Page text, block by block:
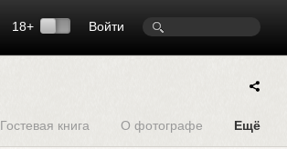
Войти
18+
Гостевая книга О фотографе Ещё